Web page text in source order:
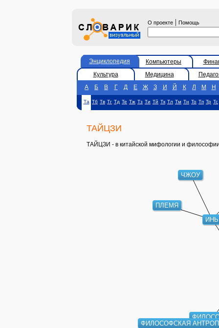
О проекте | Помощь
Энциклопедия Компьютеры
Культура
Медицина
А
Б В Г Д Е Ж З И Й К Л М Н
Та Тб Тв Тг Тд Те Тж Тз Ти Тй Тк Тл Тм Тн То Тп Тр Тс
ТАЙЦЗИ
ТАЙЦЗИ - в китайской мифологии и
ИНЬ
ЧЖОУ
ПЛЕМЯ
ФИЛОСОФСКАЯ